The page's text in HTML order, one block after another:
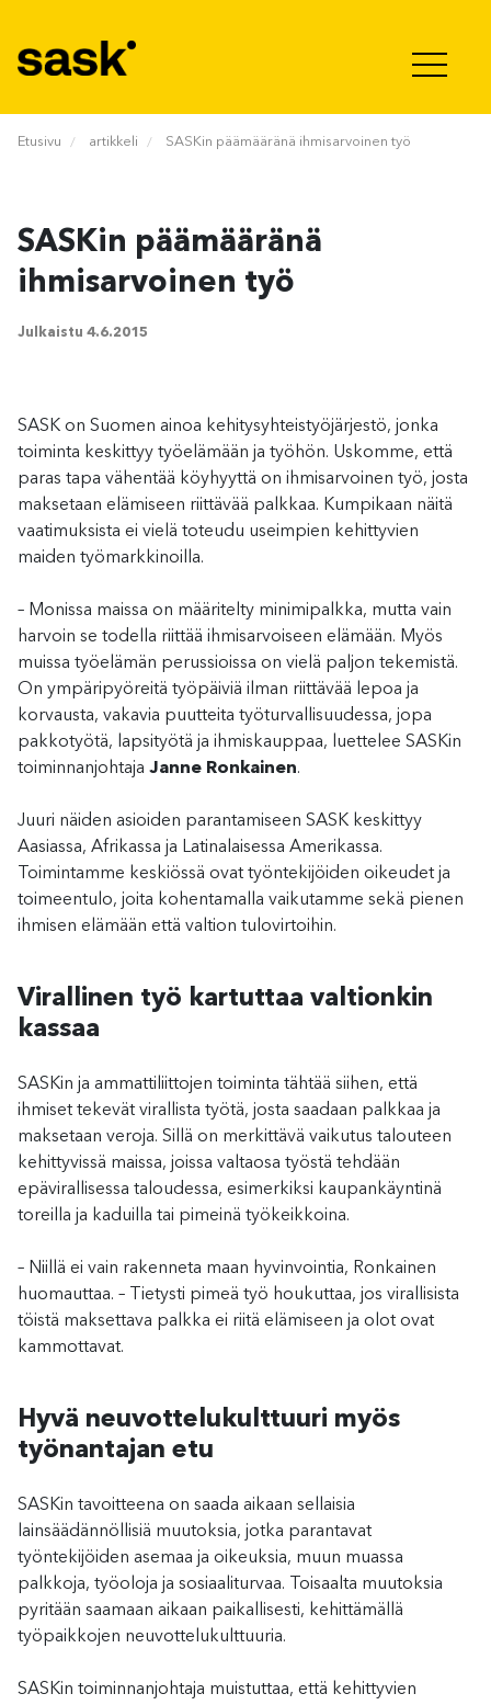
Etusivu artikkeli SASKin päämääränä ihmisarvoinen työ
SASKin päämääränä
ihmisarvoinen työ
Julkaistu 4.6.2015
SASK on Suomen ainoa kehitysyhteistyöjärjestö, jonka
toiminta keskittyy työelämään ja työhön. Uskomme, että
paras tapa vähentää köyhyyttä on ihmisarvoinen työ, josta
maksetaan elämiseen riittävää palkkaa. Kumpikaan näitä
vaatimuksista ei vielä toteudu useimpien kehittyvien
maiden työmarkkinoilla.
– Monissa maissa on määritelty minimipalkka, mutta vain
harvoin se todella riittää ihmisarvoiseen elämään. Myös
muissa työelämän perussioissa on vielä paljon tekemistä.
On ympäripyöreitä työpäiviä ilman riittävää lepoa ja
korvausta, vakavia puutteita työturvallisuudessa, jopa
pakkotyötä, lapsityötä ja ihmiskauppaa, luettelee SASKin
toiminnanjohtaja Janne Ronkainen.
Juuri näiden asioiden parantamiseen SASK keskittyy
Aasiassa, Afrikassa ja Latinalaisessa Amerikassa.
Toimintamme keskiössä ovat työntekijöiden oikeudet ja
toimeentulo, joita kohentamalla vaikutamme sekä pienen
ihmisen elämään että valtion tulovirtoihin.
Virallinen työ kartuttaa valtionkin
kassaa
SASKin ja ammattiliittojen toiminta tähtää siihen, että
ihmiset tekevät virallista työtä, josta saadaan palkkaa ja
maksetaan veroja. Sillä on merkittävä vaikutus talouteen
kehittyvissä maissa, joissa valtaosa työstä tehdään
epävirallisessa taloudessa, esimerkiksi kaupankäyntinä
toreilla ja kaduilla tai pimeinä työkeikkoina.
– Niillä ei vain rakenneta maan hyvinvointia, Ronkainen
huomauttaa. – Tietysti pimeä työ houkuttaa, jos virallisista
töistä maksettava palkka ei riitä elämiseen ja olot ovat
kammottavat.
Hyvä neuvottelukulttuuri myös
työnantajan etu
SASKin tavoitteena on saada aikaan sellaisia
lainsäädännöllisiä muutoksia, jotka parantavat
työntekijöiden asemaa ja oikeuksia, muun muassa
palkkoja, työoloja ja sosiaaliturvaa. Toisaalta muutoksia
pyritään saamaan aikaan paikallisesti, kehittämällä
työpaikkojen neuvottelukulttuuria.
SASKin toiminnanjohtaja muistuttaa, että kehittyvien